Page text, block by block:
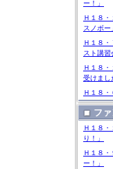
ー！」
Ｈ１８
スノボー
Ｈ１８
スト講習
Ｈ１８
受けまし
Ｈ１８・
フ
Ｈ１８
り！」
Ｈ１８
ー！」